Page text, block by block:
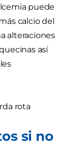
puede
calcio del
alteraciones
así
si no